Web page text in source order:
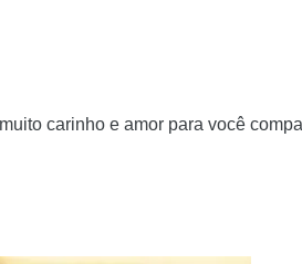
carinho e amor para você